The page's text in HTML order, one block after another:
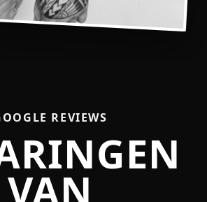
REVIEWS
VAN